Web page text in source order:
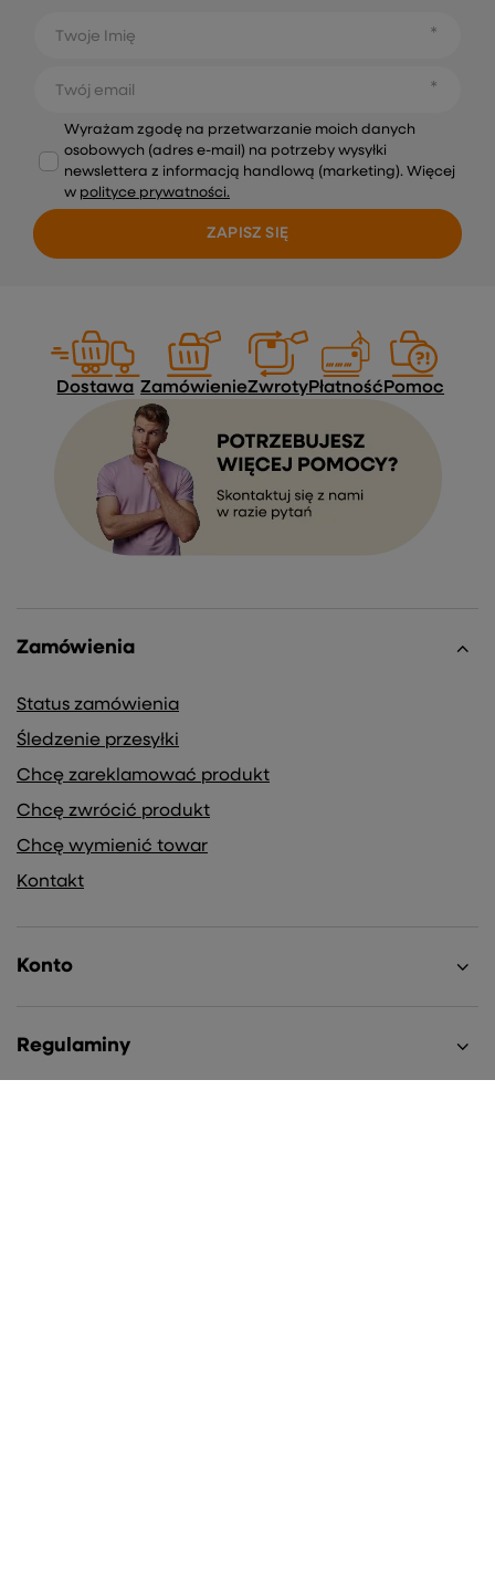
Twoje Imię
Twój email
Wyrażam zgodę na przetwarzanie moich danych
osobowych (adres e-mail) na potrzeby wysyłki
newslettera z informacją handlową (marketing). Więcej
w polityce prywatności.
ZAPISZ SIĘ
Dostawa ZamówienieZwrotyPłatnośćPomoc
Zamówienia
Status zamówienia
Śledzenie przesyłki
Chcę zareklamować produkt
Chcę zwrócić produkt
Chcę wymienić towar
Kontakt
Konto
Regulaminy